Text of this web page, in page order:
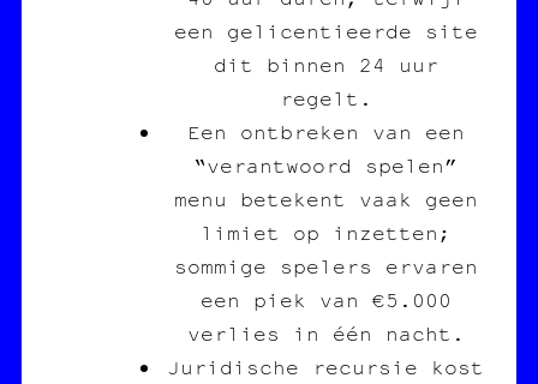
een gelicentieerde site
dit binnen 24 uur
regelt.
Een ontbreken van een
“verantwoord spelen”
menu betekent vaak geen
limiet op inzetten;
sommige spelers ervaren
een piek van €5.000
verlies in één nacht.
Juridische recursie kost